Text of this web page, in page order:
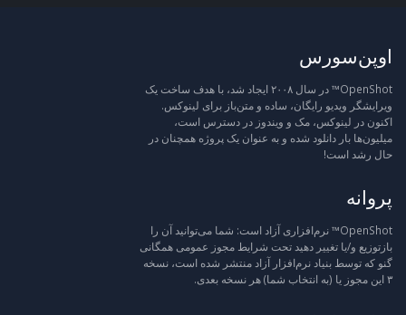
اوپن‌سورس
OpenShot™ در سال ۲۰۰۸ ایجاد شد، با هدف ساخت یک
ویرایشگر ویدیو رایگان، ساده و متن‌باز برای لینوکس.
اکنون در لینوکس، مک و ویندوز در دسترس است،
میلیون‌ها بار دانلود شده و به عنوان یک پروژه همچنان در
حال رشد است!
پروانه
OpenShot™ نرم‌افزاری آزاد است: شما می‌توانید آن را
بازتوزیع و/یا تغییر دهید تحت شرایط مجوز عمومی همگانی
گنو که توسط بنیاد نرم‌افزار آزاد منتشر شده است، نسخه
۳ این مجوز یا (به انتخاب شما) هر نسخه بعدی.